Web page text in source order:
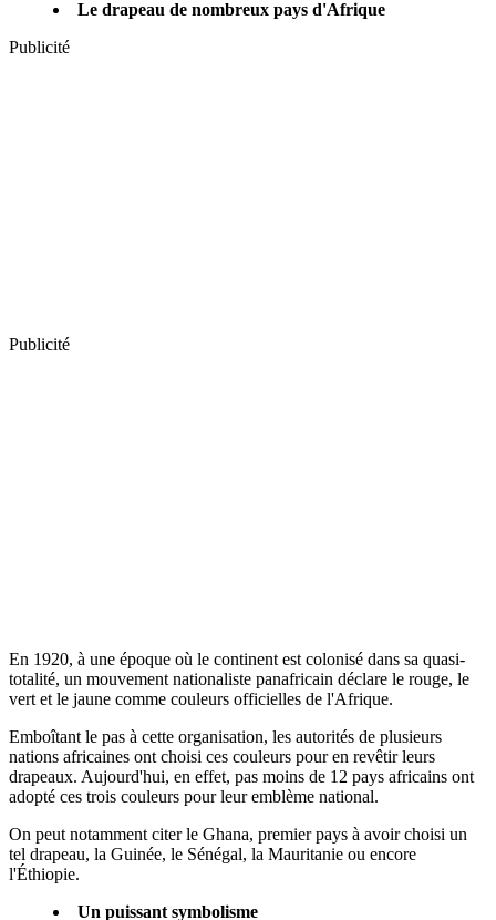
Le drapeau de nombreux pays d'Afrique
Publicité
Publicité
En 1920, à une époque où le continent est colonisé dans sa quasi-
totalité, un mouvement nationaliste panafricain déclare le rouge, le
vert et le jaune comme couleurs officielles de l'Afrique.
Emboîtant le pas à cette organisation, les autorités de plusieurs
nations africaines ont choisi ces couleurs pour en revêtir leurs
drapeaux. Aujourd'hui, en effet, pas moins de 12 pays africains ont
adopté ces trois couleurs pour leur emblème national.
On peut notamment citer le Ghana, premier pays à avoir choisi un
tel drapeau, la Guinée, le Sénégal, la Mauritanie ou encore
l'Éthiopie.
Un puissant symbolisme